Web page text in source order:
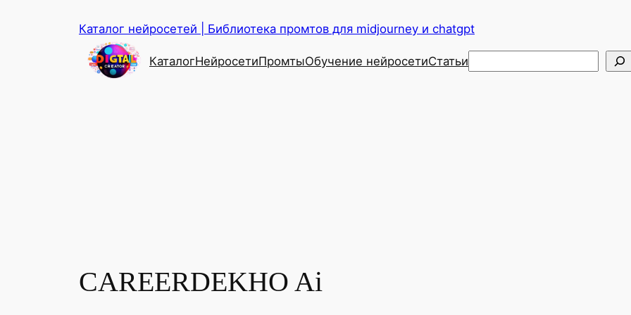
Каталог нейросетей | Библиотека промтов для midjourney и chatgpt
КаталогНейросетиПромтыОбучение нейросетиСтатьи
CAREERDEKHO Ai